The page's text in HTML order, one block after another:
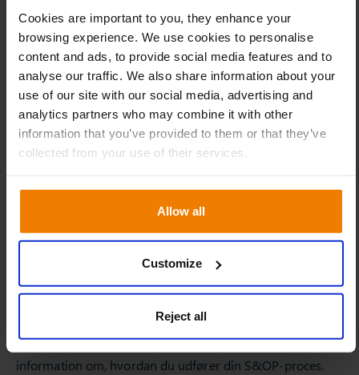
Cookies are important to you, they enhance your
browsing experience. We use cookies to personalise
content and ads, to provide social media features and to
analyse our traffic. We also share information about your
use of our site with our social media, advertising and
analytics partners who may combine it with other
information that you’ve provided to them or that they’ve
collected from your use of their services.
Allow all
Customize
Reject all
virksomhedens aktuelle tilstand. Hovedformålet med
denne session er at træffe beslutninger på
virksomhedsniveau og at godkende S&OP-planen. Nogle
af de KPI’er, der kan evalueres, er markedsandel,
geografisk ekspansion, virksomhedsvækst og
kapacitetsudnyttelse.
God praksis i definitionen af
Endelig skal du huske på, at det nogle gange kan være lidt
vanskeligt at vælge de rigtige KPI’er. At vælge den
nemmeste og hurtigste løsning er et godt udgangspunkt.
Det er måske bedre at have nogle få KPI’er, der giver
relevante data, end mange, der ikke giver meningsfuld
information om, hvordan du udfører din S&OP-proces.